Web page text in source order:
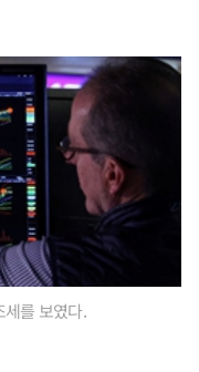
를 보였다.